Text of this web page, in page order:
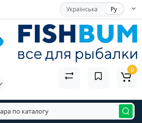
Українська Ру
0